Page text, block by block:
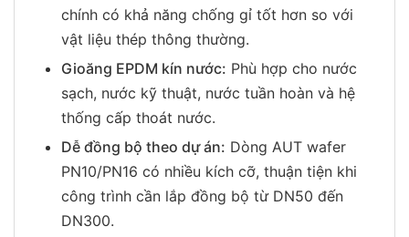
chính có khả năng chống gỉ tốt hơn so với
vật liệu thép thông thường.
Gioăng EPDM kín nước: Phù hợp cho nước
sạch, nước kỹ thuật, nước tuần hoàn và hệ
thống cấp thoát nước.
Dễ đồng bộ theo dự án: Dòng AUT wafer
PN10/PN16 có nhiều kích cỡ, thuận tiện khi
công trình cần lắp đồng bộ từ DN50 đến
DN300.